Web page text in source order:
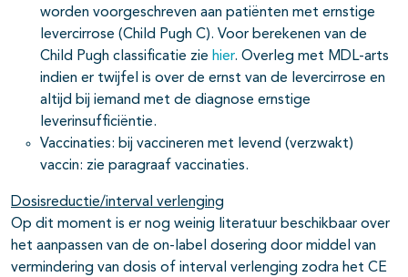
worden voorgeschreven aan patiënten met ernstige
levercirrose (Child Pugh C). Voor berekenen van de
Child Pugh classificatie zie hier. Overleg met MDL-arts
indien er twijfel is over de ernst van de levercirrose en
altijd bij iemand met de diagnose ernstige
leverinsufficiëntie.
Vaccinaties: bij vaccineren met levend (verzwakt)
vaccin: zie paragraaf vaccinaties.
Dosisreductie/interval verlenging
Op dit moment is er nog weinig literatuur beschikbaar over
het aanpassen van de on-label dosering door middel van
vermindering van dosis of interval verlenging zodra het CE